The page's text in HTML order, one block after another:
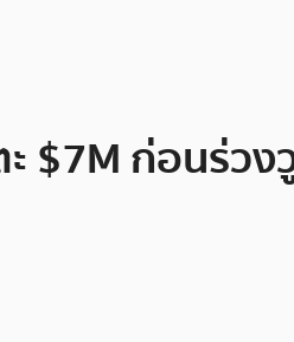
$7M ก่อนร่วง